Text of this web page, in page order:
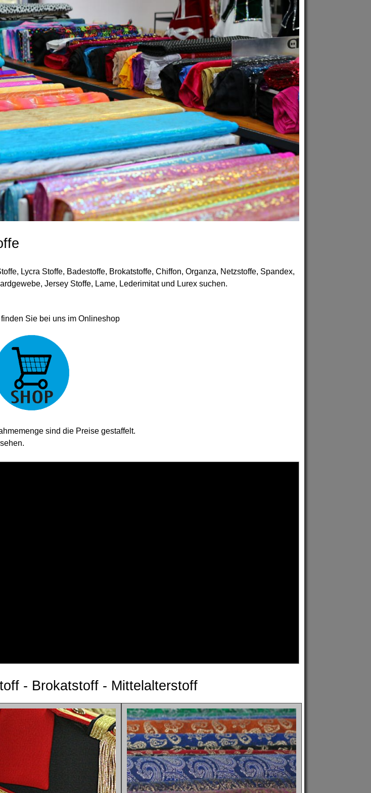
Lycra Stoffe, Badestoffe, Brokatstoffe, Chiffon, Organza, Netzstoffe, Spandex,
Jersey Stoffe, Lame, Lederimitat und Lurex suchen.
Sie bei uns im Onlineshop
sind die Preise gestaffelt.
- Brokatstoff - Mittelalterstoff